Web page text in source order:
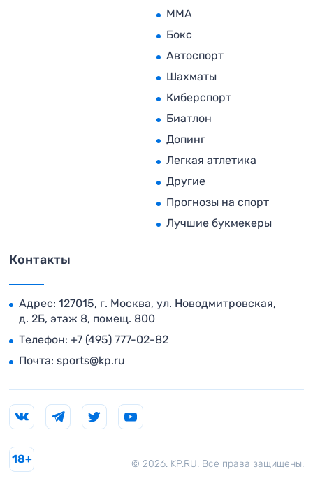
MMA
Бокс
Автоспорт
Шахматы
Киберспорт
Биатлон
Допинг
Легкая атлетика
Другие
Прогнозы на спорт
Лучшие букмекеры
Контакты
Адрес: 127015, г. Москва, ул. Новодмитровская,
д. 2Б, этаж 8, помещ. 800
Телефон: +7 (495) 777-02-82
Почта: sports@kp.ru
© 2026. KP.RU. Все права защищены.
18+